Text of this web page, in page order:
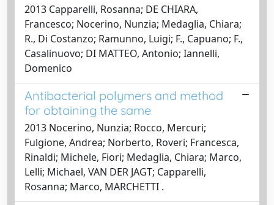
2013 Capparelli, Rosanna; DE CHIARA,
Francesco; Nocerino, Nunzia; Medaglia, Chiara;
R., Di Costanzo; Ramunno, Luigi; F., Capuano; F.,
Casalinuovo; DI MATTEO, Antonio; Iannelli,
Domenico
Antibacterial polymers and method
for obtaining the same
2013 Nocerino, Nunzia; Rocco, Mercuri;
Fulgione, Andrea; Norberto, Roveri; Francesca,
Rinaldi; Michele, Fiori; Medaglia, Chiara; Marco,
Lelli; Michael, VAN DER JAGT; Capparelli,
Rosanna; Marco, MARCHETTI .